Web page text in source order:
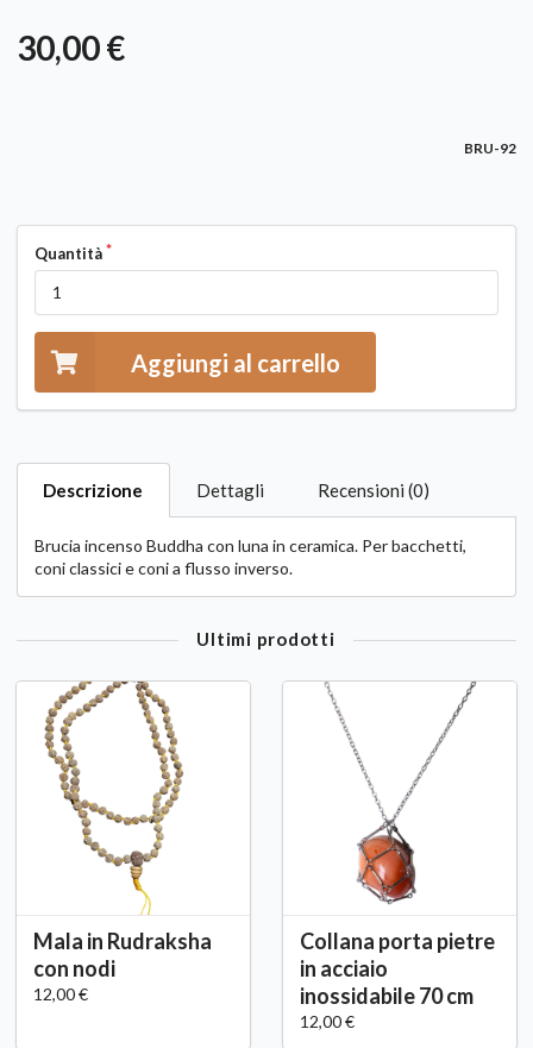
30,00 €
BRU-92
Quantità
Aggiungi al carrello
Descrizione Dettagli Recensioni (0)
Brucia incenso Buddha con luna in ceramica. Per bacchetti,
coni classici e coni a flusso inverso.
Ultimi prodotti
Mala in Rudraksha
con nodi
12,00 €
Collana porta pietre
in acciaio
inossidabile 70 cm
12,00 €